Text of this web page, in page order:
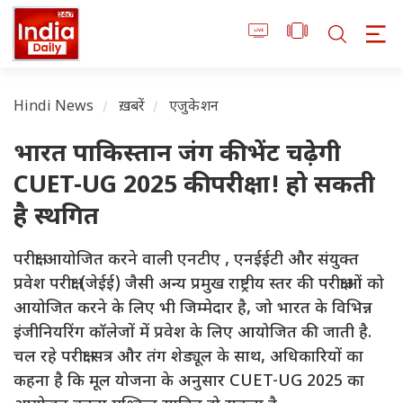
Hindi News ख़बरें एजुकेशन
भारत पाकिस्तान जंग की भेंट चढ़ेगी
CUET-UG 2025 की परीक्षा! हो सकती
है स्थगित
परीक्षा आयोजित करने वाली एनटीए , एनईईटी और संयुक्त
प्रवेश परीक्षा (जेईई) जैसी अन्य प्रमुख राष्ट्रीय स्तर की परीक्षाओं को
आयोजित करने के लिए भी जिम्मेदार है, जो भारत के विभिन्न
इंजीनियरिंग कॉलेजों में प्रवेश के लिए आयोजित की जाती है.
चल रहे परीक्षा सत्र और तंग शेड्यूल के साथ, अधिकारियों का
कहना है कि मूल योजना के अनुसार CUET-UG 2025 का